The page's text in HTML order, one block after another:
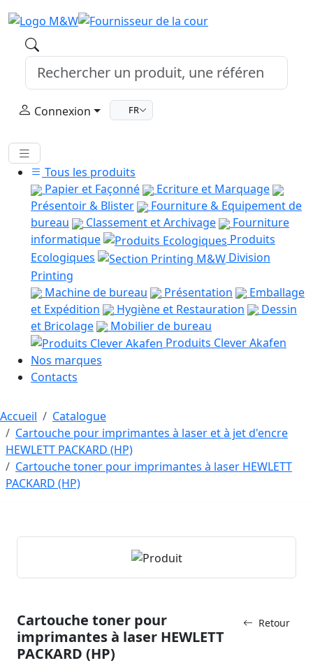
Connexion FR
Tous les produits
Papier et Façonné
Ecriture et Marquage
Présentoir & Blister
Fourniture & Equipement de
bureau
Classement et Archivage
Fourniture
informatique
Produits
Ecologiques
Division
Printing
Machine de bureau
Présentation
Emballage
et Expédition
Hygiène et Restauration
Dessin
et Bricolage
Mobilier de bureau
Produits Clever Akafen
Nos marques
Contacts
Accueil
Catalogue
Cartouche pour imprimantes à laser et à jet d'encre
HEWLETT PACKARD (HP)
Cartouche toner pour imprimantes à laser HEWLETT
PACKARD (HP)
Retour
Cartouche toner pour
imprimantes à laser HEWLETT
PACKARD (HP)